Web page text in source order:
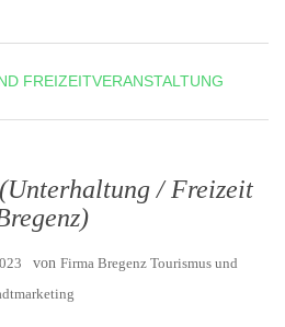
FREIZEITVERANSTALTUNG
/ Freizeit
von Firma Bregenz Tourismus und